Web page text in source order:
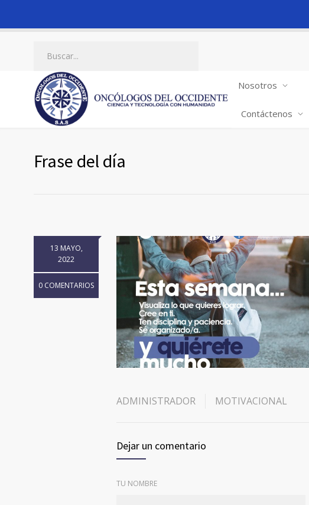
Nosotros
Contáctenos
Frase del día
13 MAYO,
2022
0 COMENTARIOS
ADMINISTRADOR MOTIVACIONAL
Dejar un comentario
TU NOMBRE